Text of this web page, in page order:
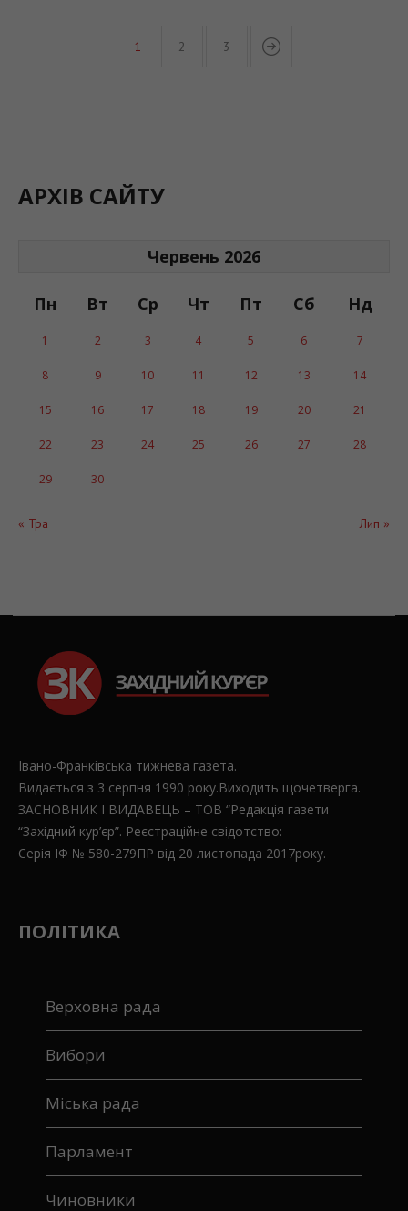
1 2 3
АРХІВ САЙТУ
Червень 2026
Пн Вт Ср Чт Пт Сб Нд
« Тра Лип »
1 2 3 4 5 6 7
8 9 10 11 12 13 14
15 16 17 18 19 20 21
22 23 24 25 26 27 28
29 30
Івано-Франківська тижнева газета.
Видається з 3 серпня 1990 року.Виходить щочетверга.
ЗАСНОВНИК І ВИДАВЕЦЬ – ТОВ “Редакція газети
“Західний кур’єр”. Реєстраційне свідотство:
Серія ІФ № 580-279ПР від 20 листопада 2017року.
ПОЛІТИКА
Верховна рада
Вибори
Міська рада
Парламент
Чиновники